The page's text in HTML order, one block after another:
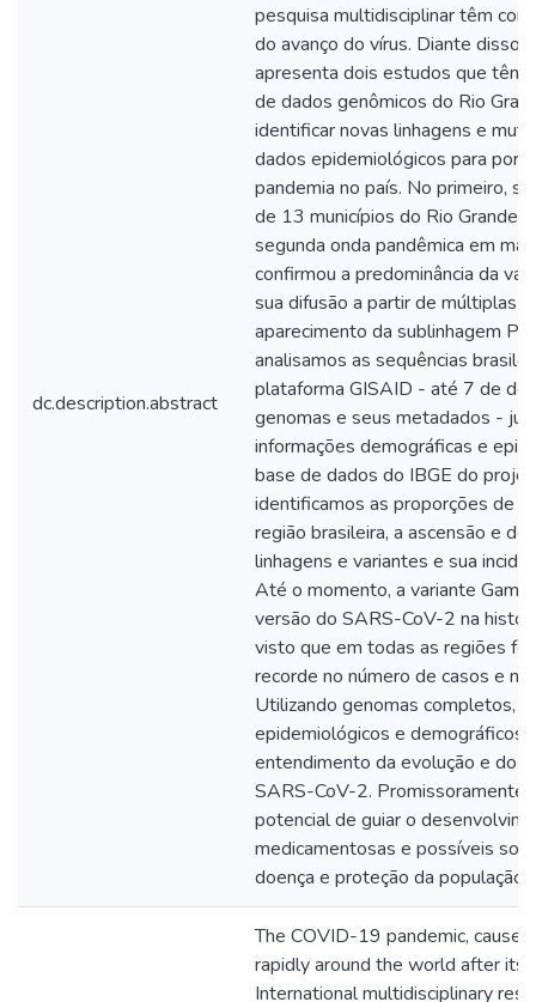
dc.description.abstract
pesquisa multidisciplinar têm
do avanço do vírus. Diante disso,
apresenta dois estudos que têm
de dados genômicos do Rio
identificar novas linhagens e
dados epidemiológicos para
pandemia no país. No primeiro,
de 13 municípios do Rio Grande
segunda onda pandêmica em
confirmou a predominância da
sua difusão a partir de múltiplas
aparecimento da sublinhagem
analisamos as sequências
plataforma GISAID - até 7 de
genomas e seus metadados -
informações demográficas e
base de dados do IBGE do
identificamos as proporções de
região brasileira, a ascensão e
linhagens e variantes e sua
Até o momento, a variante
versão do SARS-CoV-2 na
visto que em todas as regiões foi
recorde no número de casos e
Utilizando genomas completos,
epidemiológicos e demográficos,
entendimento da evolução e do
SARS-CoV-2.
potencial de guiar o
medicamentosas e possíveis
doença e proteção da população.
The COVID-19 pandemic,
rapidly around the world after its
International multidisciplinary